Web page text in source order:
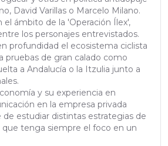
David Varillas o Marcelo Milano.
el ámbito de la 'Operación Ílex',
los personajes entrevistados.
profundidad el ecosistema ciclista
pruebas de gran calado como
a Andalucía o la Itzulia junto a
y su experiencia en
en la empresa privada
de estudiar distintas estrategias de
tenga siempre el foco en un